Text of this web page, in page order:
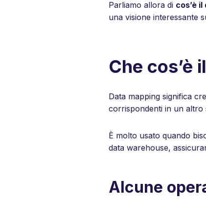
Parliamo allora di cos’è
una visione interessante
Che cos’è
Data mapping significa
corrispondenti in un altro
È molto usato quando
data warehouse,
Alcune